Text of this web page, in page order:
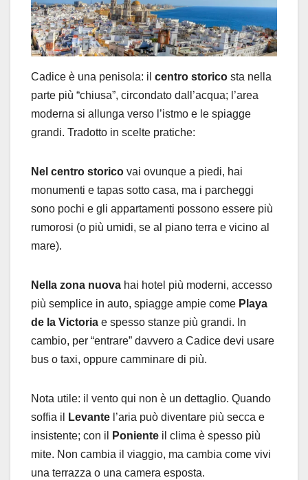
Cadice è una penisola: il centro storico sta nella
parte più “chiusa”, circondato dall’acqua; l’area
moderna si allunga verso l’istmo e le spiagge
grandi. Tradotto in scelte pratiche:
Nel centro storico vai ovunque a piedi, hai
monumenti e tapas sotto casa, ma i parcheggi
sono pochi e gli appartamenti possono essere più
rumorosi (o più umidi, se al piano terra e vicino al
mare).
Nella zona nuova hai hotel più moderni, accesso
più semplice in auto, spiagge ampie come Playa
de la Victoria e spesso stanze più grandi. In
cambio, per “entrare” davvero a Cadice devi usare
bus o taxi, oppure camminare di più.
Nota utile: il vento qui non è un dettaglio. Quando
soffia il
Levante l’aria può diventare più secca e
insistente; con il
Poniente il clima è spesso più
mite. Non cambia il viaggio, ma cambia come vivi
una terrazza o una camera esposta.